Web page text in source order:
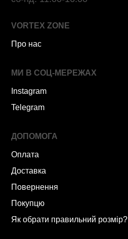
VORTEX ZONE
Про нас
МИ В СОЦ-МЕРЕЖАХ
Instagram
Telegram
ДОПОМОГА
Оплата
Доставка
Повернення
Покупцю
Як обрати правильний розмір?